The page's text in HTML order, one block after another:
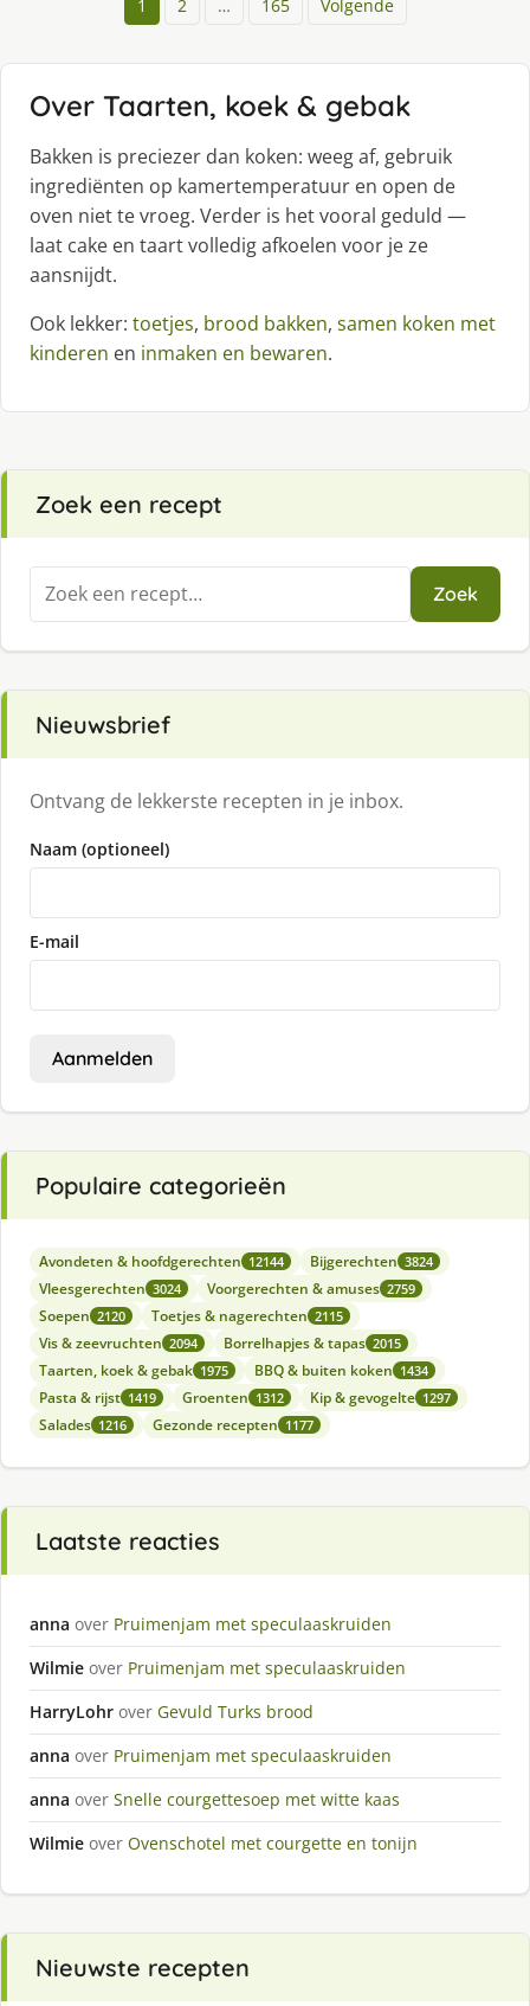
1 2 … 165 Volgende
Over Taarten, koek & gebak
Bakken is preciezer dan koken: weeg af, gebruik
ingrediënten op kamertemperatuur en open de
oven niet te vroeg. Verder is het vooral geduld —
laat cake en taart volledig afkoelen voor je ze
aansnijdt.
Ook lekker: toetjes, brood bakken, samen koken met
kinderen en inmaken en bewaren.
Zoek een recept
Zoeken
naar:
Zoek
Nieuwsbrief
Ontvang de lekkerste recepten in je inbox.
Naam (optioneel)
E-mail
Aanmelden
Populaire categorieën
Avondeten & hoofdgerechten 12144 Bijgerechten 3824
Vleesgerechten 3024 Voorgerechten & amuses 2759
Soepen 2120 Toetjes & nagerechten 2115
Vis & zeevruchten 2094 Borrelhapjes & tapas 2015
Taarten, koek & gebak 1975 BBQ & buiten koken 1434
Pasta & rijst 1419 Groenten 1312 Kip & gevogelte 1297
Salades 1216 Gezonde recepten 1177
Laatste reacties
anna over Pruimenjam met speculaaskruiden
Wilmie over Pruimenjam met speculaaskruiden
HarryLohr over Gevuld Turks brood
anna over Pruimenjam met speculaaskruiden
anna over Snelle courgettesoep met witte kaas
Wilmie over Ovenschotel met courgette en tonijn
Nieuwste recepten